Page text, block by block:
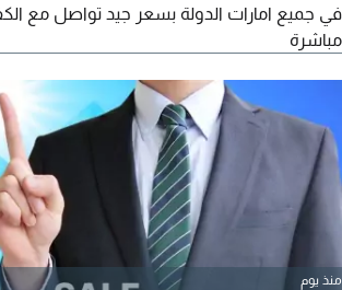
في جميع امارات الدولة بسعر جيد تواصل مع
مباشرة
منذ يوم